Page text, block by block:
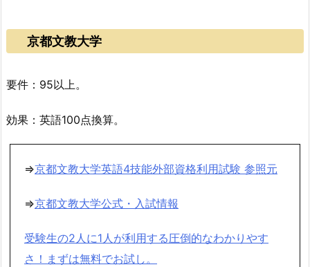
京都文教大学
要件：95以上。
効果：英語100点換算。
⇒京都文教大学英語4技能外部資格利用試験 参照元
⇒京都文教大学公式・入試情報
受験生の2人に1人が利用する圧倒的なわかりやす
さ！まずは無料でお試し。